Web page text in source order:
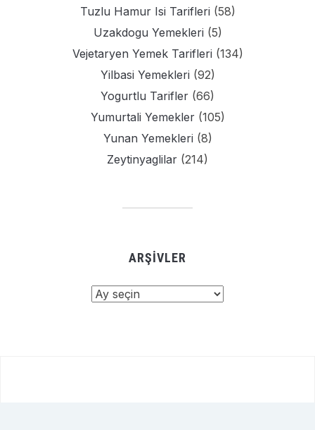
Tuzlu Hamur Isi Tarifleri (58)
Uzakdogu Yemekleri (5)
Vejetaryen Yemek Tarifleri (134)
Yilbasi Yemekleri (92)
Yogurtlu Tarifler (66)
Yumurtali Yemekler(105)
Yunan Yemekleri (8)
Zeytinyaglilar (214)
ARŞIVLER